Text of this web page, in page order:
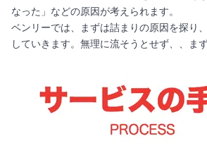
なった」などの原因が考えられます。
ベンリーでは、まずは詰まりの原因を探り
していきます。無理に流そうとせず、、ま